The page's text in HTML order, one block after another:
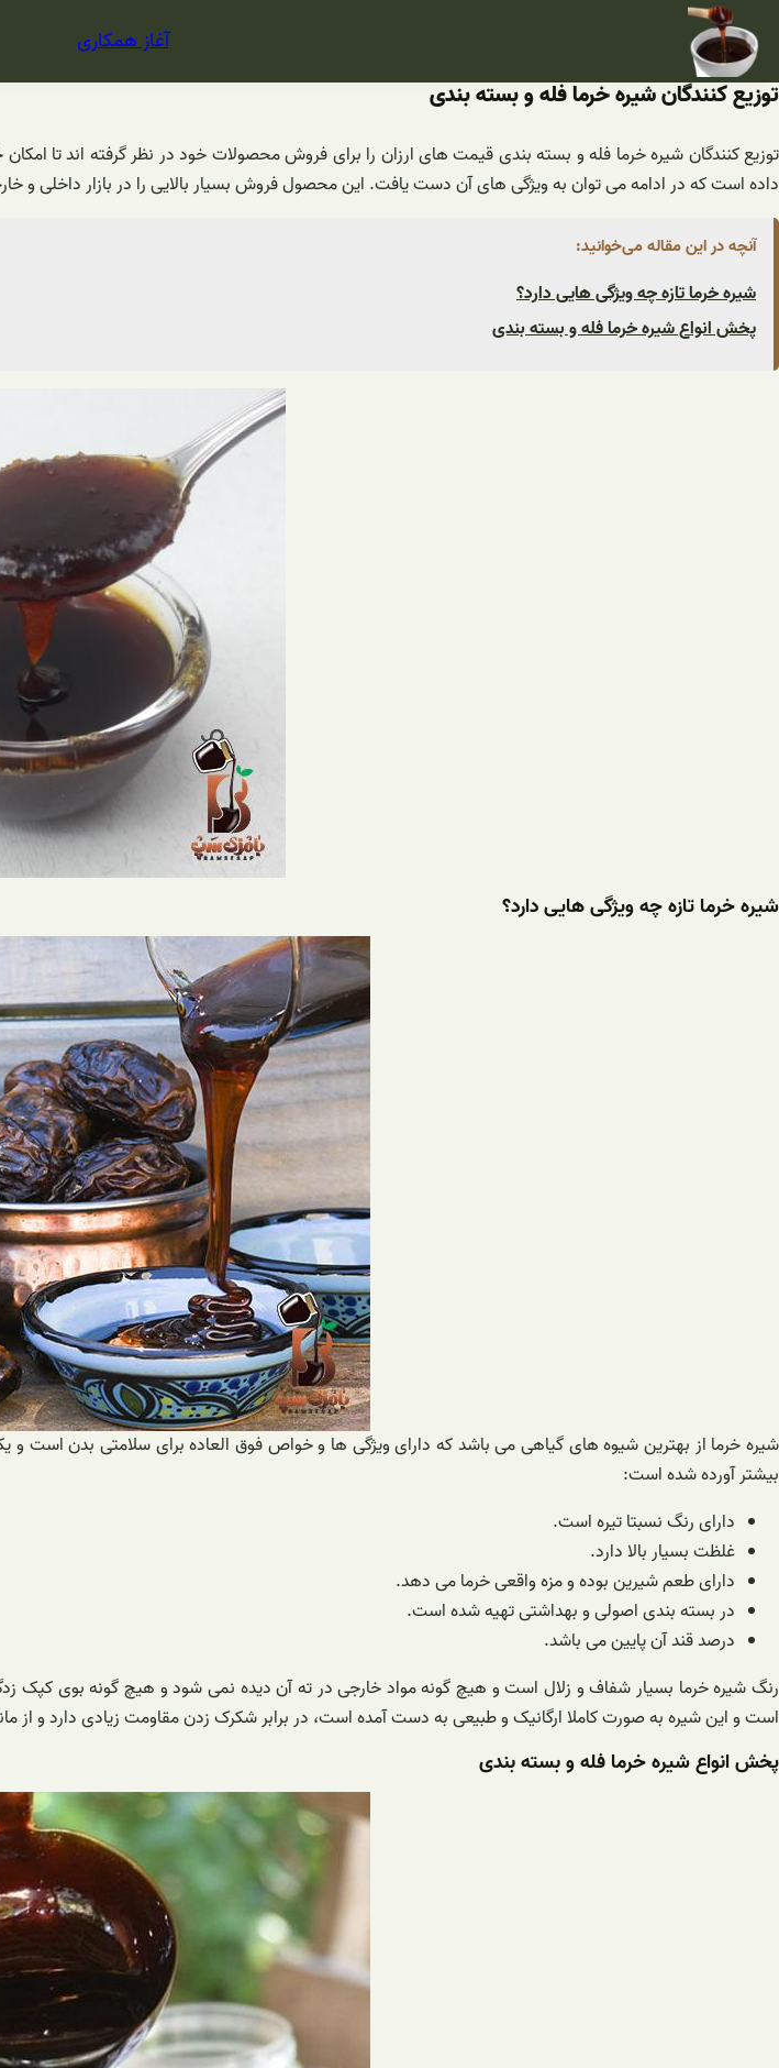
محتوا
آغاز همکاری
توزیع کنندگان شیره خرما فله و بسته بندی
توزیع کنندگان شیره خرما فله و بسته بندی قیمت های ارزان را برای فروش محصولات خود در نظر گرفته اند تا
داده است که در ادامه می توان به ویژگی های آن دست یافت. این محصول فروش بسیار بالایی را در بازار داخلی و
آنچه در این مقاله می‌خوانید:
شیره خرما تازه چه ویژگی هایی دارد؟
پخش انواع شیره خرما فله و بسته بندی
شیره خرما تازه چه ویژگی هایی دارد؟
شیره خرما از بهترین شیوه های گیاهی می باشد که دارای ویژگی ها و خواص فوق العاده برای سلامتی بدن است و
بیشتر آورده شده است:
دارای رنگ نسبتا تیره است.
غلظت بسیار بالا دارد.
دارای طعم شیرین بوده و مزه واقعی خرما می دهد.
در بسته بندی اصولی و بهداشتی تهیه شده است.
درصد قند آن پایین می باشد.
رنگ شیره خرما بسیار شفاف و زلال است و هیچ گونه مواد خارجی در ته آن دیده نمی شود و هیچ گونه بوی کپک
است و این شیره به صورت کاملا ارگانیک و طبیعی به دست آمده است، در برابر شکرک‌ زدن مقاومت زیادی دارد و از
پخش انواع شیره خرما فله و بسته بندی